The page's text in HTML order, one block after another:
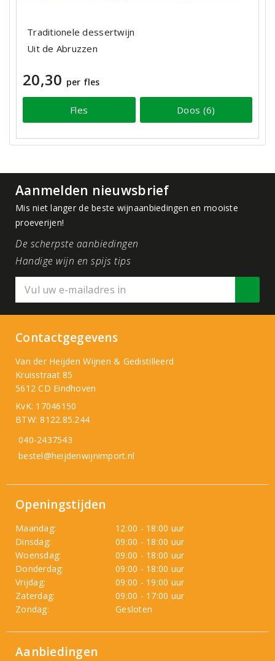
Traditionele dessertwijn
Uit de Abruzzen
20,30 per fles
Fles Doos (6)
Aanmelden nieuwsbrief
Mis niet langer de beste wijnaanbiedingen en mooiste
proeverijen!
De scherpste aanbiedingen
Handige wijn en spijs tips
Contactgegevens
Van der Heijden Wijnen & Gedistilleerd
Kruisstraat 85
5612 CD Eindhoven
KvK: 17046150
BTW: 8122.85.244
040-2437543
bestel@heijdenwijnimport.nl
Openingstijden
Maandag:
12:00 - 18:00 uur
Dinsdag:
09:00 - 18:00 uur
Woensdag:
09:00 - 18:00 uur
Donderdag:
09:00 - 18:00 uur
Vrijdag:
09:00 - 19:00 uur
Zaterdag:
09:00 - 17:00 uur
Zondag:
Gesloten
Aanbiedingen